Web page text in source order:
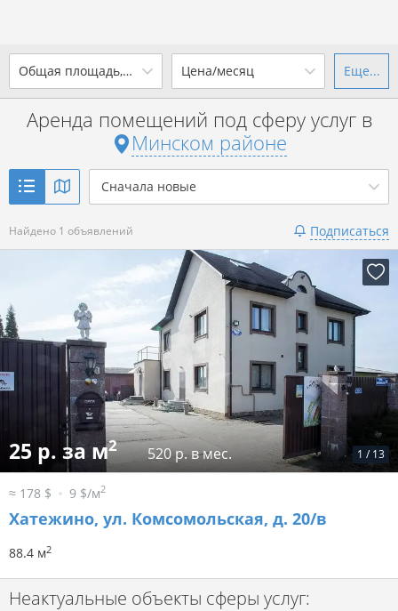
Общая площадь, м
от до
Показать 1 объявление
Цена/месяц
от до
р. за м
Показать 1 объявление
Еще...
Аренда помещений под сферу услуг в
Минском районе
Сначала новые
Найдено 1 объявлений Подписаться
1 / 13
25 р. за м2 520 р. в мес.
≈ 178 $ 9 $/м2
Хатежино, ул. Комсомольская, д. 20/в
88.4 м2
Неактуальные объекты сферы услуг:
Ваш город -district Минский
район
Выбрать город